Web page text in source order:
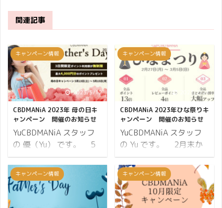
関連記事
キャンペーン情報
2023/5/12
CBDMANiA 2023年 母の日キ
ャンペーン 開催のお知らせ
YuCBDMANiA スタッフ
の 優（Yu） です。 5
月の第2日曜日は母の日
です。 お母さんをねぎら
い感謝の気持ちを伝える
日ですが、起源は世界中
で様々です。 母の日の起
キャンペーン情報
2023/2/27
CBDMANiA 2023年ひな祭りキ
ャンペーン 開催のお知らせ
YuCBDMANiA スタッフ
の Yu です。 2月末か
ら春気分♪ CBDMANiA で
は、CBDMANiA 2023年
ひな祭りキャンペーン
と銘打ち本日より開催し
ます♪ ひな祭りは「桃の
キャンペーン情報 キャンペーン情報